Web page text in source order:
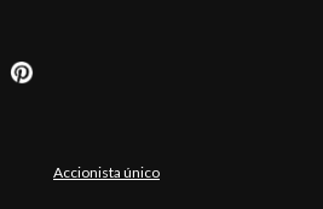
Accionista único